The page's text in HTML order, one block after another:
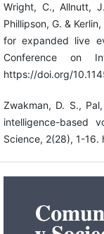
Wright, C., Allnutt,
Phillipson, G. &
for expanded live
Conference on
https://doi.org/
Zwakman, D. S.,
intelligence-based
Science, 2(28), 1-